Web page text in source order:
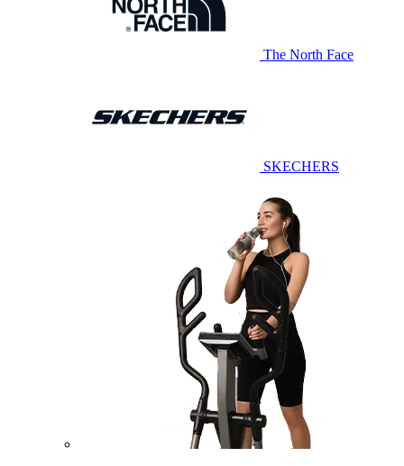
The North Face
SKECHERS